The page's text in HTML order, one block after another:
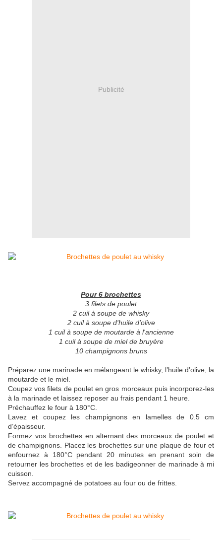
Publicité
Pour 6 brochettes
3 filets de poulet
2 cuil à soupe de whisky
2 cuil à soupe d'huile d'olive
1 cuil à soupe de moutarde à l'ancienne
1 cuil à soupe de miel de bruyère
10 champignons bruns
Préparez une marinade en mélangeant le whisky, l’huile d’olive, la
moutarde et le miel.
Coupez vos filets de poulet en gros morceaux puis incorporez-les
à la marinade et laissez reposer au frais pendant 1 heure.
Préchauffez le four à 180°C.
Lavez et coupez les champignons en lamelles de 0.5 cm
d’épaisseur.
Formez vos brochettes en alternant des morceaux de poulet et
de champignons. Placez les brochettes sur une plaque de four et
enfournez à 180°C pendant 20 minutes en prenant soin de
retourner les brochettes et de les badigeonner de marinade à mi
cuisson.
Servez accompagné de potatoes au four ou de frittes.